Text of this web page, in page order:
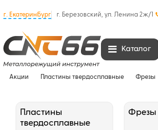
г. Екатеринбург г. Березовский, ул. Ленина 2ж/1
Каталог
Акции Пластины твердосплавные Фрезы
Пластины
твердосплавные
Фрезы